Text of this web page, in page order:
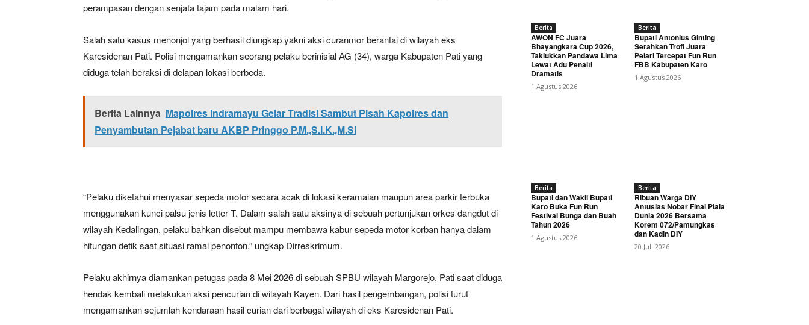
perampasan dengan senjata tajam pada malam hari.
Salah satu kasus menonjol yang berhasil diungkap yakni aksi curanmor berantai di wilayah eks
Karesidenan Pati. Polisi mengamankan seorang pelaku berinisial AG (34), warga Kabupaten Pati yang
diduga telah beraksi di delapan lokasi berbeda.
Berita Lainnya Mapolres Indramayu Gelar Tradisi Sambut Pisah Kapolres dan
Penyambutan Pejabat baru AKBP Pringgo P.M.,S.I.K.,M.Si
“Pelaku diketahui menyasar sepeda motor secara acak di lokasi keramaian maupun area parkir terbuka
menggunakan kunci palsu jenis letter T. Dalam salah satu aksinya di sebuah pertunjukan orkes dangdut di
wilayah Kedalingan, pelaku bahkan disebut mampu membawa kabur sepeda motor korban hanya dalam
hitungan detik saat situasi ramai penonton,” ungkap Dirreskrimum.
Pelaku akhirnya diamankan petugas pada 8 Mei 2026 di sebuah SPBU wilayah Margorejo, Pati saat diduga
hendak kembali melakukan aksi pencurian di wilayah Kayen. Dari hasil pengembangan, polisi turut
mengamankan sejumlah kendaraan hasil curian dari berbagai wilayah di eks Karesidenan Pati.
Berita
AWON FC Juara
Bhayangkara Cup 2026,
Taklukkan Pandawa Lima
Lewat Adu Penalti
Dramatis
1 Agustus 2026
Berita
Bupati Antonius Ginting
Serahkan Trofi Juara
Pelari Tercepat Fun Run
FBB Kabupaten Karo
1 Agustus 2026
Berita
Bupati dan Wakil Bupati
Karo Buka Fun Run
Festival Bunga dan Buah
Tahun 2026
1 Agustus 2026
Berita
Ribuan Warga DIY
Antusias Nobar Final Piala
Dunia 2026 Bersama
Korem 072/Pamungkas
dan Kadin DIY
20 Juli 2026